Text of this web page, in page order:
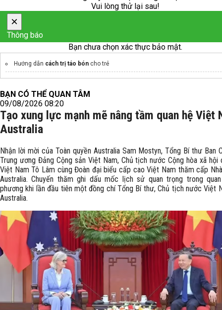
Vui lòng thử lại sau!
×
Thông báo
Bạn chưa chọn xác thực bảo mật.
Hướng dẫn cách trị táo bón cho trẻ
BẠN CÓ THỂ QUAN TÂM
09/08/2026 08:20
Tạo xung lực mạnh mẽ nâng tầm quan hệ Việt
Australia
Nhận lời mời của Toàn quyền Australia Sam Mostyn, Tổng Bí thư Ban
Trung ương Đảng Cộng sản Việt Nam, Chủ tịch nước Cộng hòa xã hội
Việt Nam Tô Lâm cùng Đoàn đại biểu cấp cao Việt Nam thăm cấp
Australia. Chuyến thăm ghi dấu mốc lịch sử quan trọng trong
phương khi lần đầu tiên một đồng chí Tổng Bí thư, Chủ tịch nước Việt
Australia.